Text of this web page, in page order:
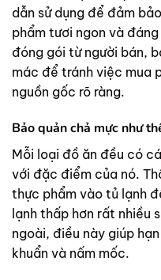
dẫn sử dụng để đảm
phẩm tươi ngon và
đóng gói từ người bán,
mác để tránh việc mua
nguồn gốc rõ ràng.
Bảo quản chả mực như
Mỗi loại đồ ăn đều có
với đặc điểm của nó.
thực phẩm vào tủ lạnh
lạnh thấp hơn rất nhiều
ngoài, điều này giúp
khuẩn và nấm mốc.